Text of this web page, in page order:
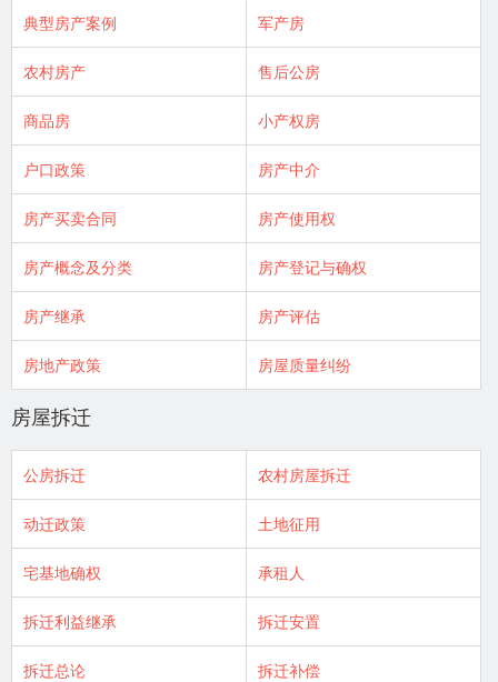
典型房产案例 军产房
农村房产 售后公房
商品房 小产权房
户口政策 房产中介
房产买卖合同 房产使用权
房产概念及分类 房产登记与确权
房产继承 房产评估
房地产政策 房屋质量纠纷
房屋拆迁
公房拆迁 农村房屋拆迁
动迁政策 土地征用
宅基地确权 承租人
拆迁利益继承 拆迁安置
拆迁总论 拆迁补偿